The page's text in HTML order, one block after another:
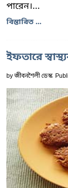
পারেন।...
বিস্তারিত ...
ইফতারে
byজীবনশৈলী ডেস্ক